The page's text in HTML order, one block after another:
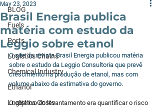
BLOG
Fuels
Ports
Logistics Chains
Chemical Industry
Ethanol
Logistics Costs
Brasil Energia publica
matéria com estudo da
Leggio sobre etanol
May 23, 2023
O site da revista Brasil Energia publicou matéria
sobre o estudo da Leggio Consultoria que prevê
crescimento na produção de etanol, mas com
volume abaixo da estimativa do governo.
O objetivo do levantamento era quantificar o risco